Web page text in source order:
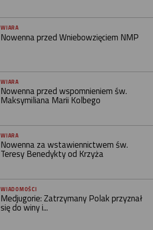
WIARA
Nowenna przed Wniebowzięciem NMP
WIARA
Nowenna przed wspomnieniem św.
Maksymiliana Marii Kolbego
WIARA
Nowenna za wstawiennictwem św.
Teresy Benedykty od Krzyża
WIADOMOŚCI
Medjugorie: Zatrzymany Polak przyznał
się do winy i...